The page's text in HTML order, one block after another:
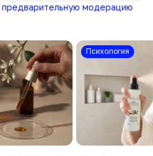
предварительную модерацию
психология